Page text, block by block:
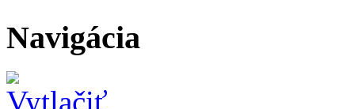
Navigácia